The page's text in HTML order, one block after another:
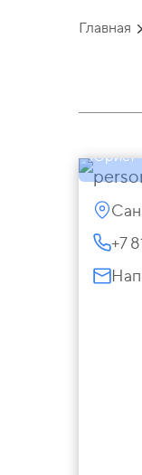
Главная
Юрист
+7